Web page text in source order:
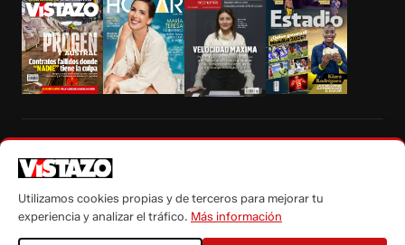
autorización escrita de su titular, de todos los contenidos de Vistazo.com.
Utilizamos cookies propias y de terceros para mejorar tu
experiencia y analizar el tráfico. Más información